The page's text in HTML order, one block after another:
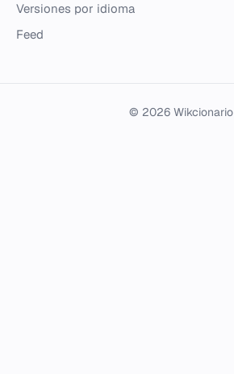
Versiones por idioma
Feed
© 2026 Wikcionario